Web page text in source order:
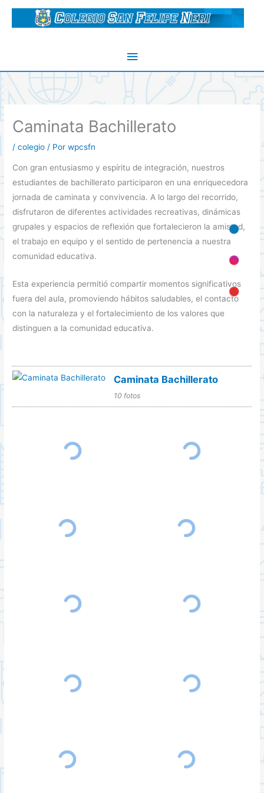
Menú
principal
Caminata Bachillerato
/colegio / Porwpcsfn
Con gran entusiasmo y espíritu de integración, nuestros
estudiantes de bachillerato participaron en una enriquecedora
jornada de caminata y convivencia. A lo largo del recorrido,
disfrutaron de diferentes actividades recreativas, dinámicas
grupales y espacios de reflexión que fortalecieron la amistad,
el trabajo en equipo y el sentido de pertenencia a nuestra
comunidad educativa.
Esta experiencia permitió compartir momentos significativos
fuera del aula, promoviendo hábitos saludables, el contacto
con la naturaleza y el fortalecimiento de los valores que
distinguen a la comunidad educativa.
Caminata Bachillerato
10 fotos